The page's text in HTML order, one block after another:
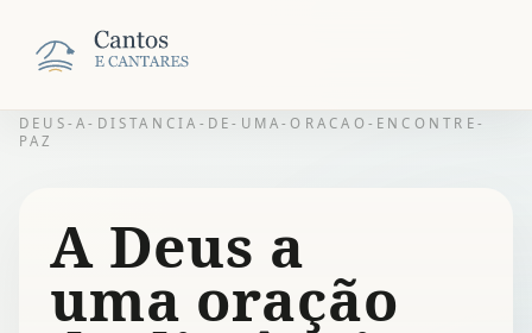
DEUS-A-DISTANCIA-DE-UMA-ORACAO-ENCONTRE-
PAZ
A Deus a
uma oração